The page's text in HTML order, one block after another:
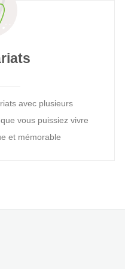
avec plusieurs
vous puissiez vivre
et mémorable